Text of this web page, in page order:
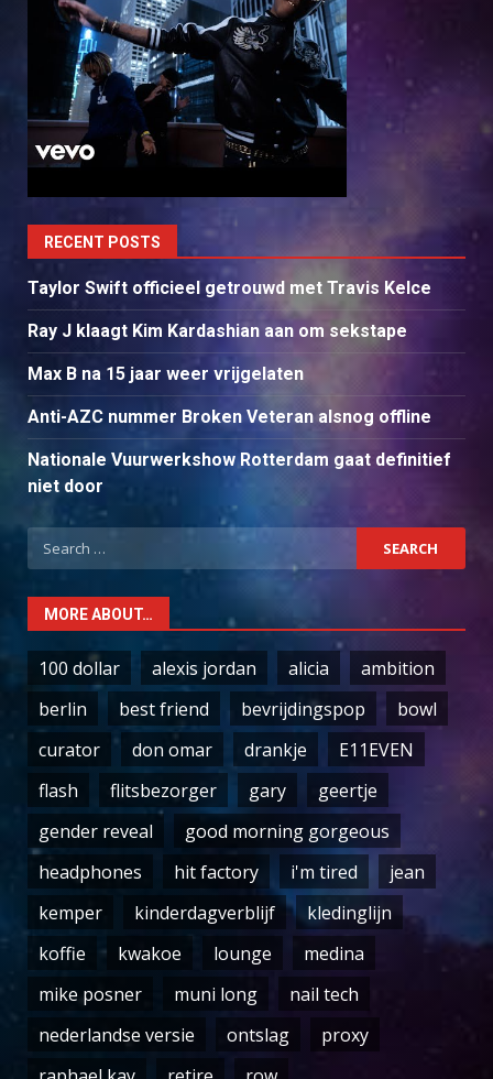
RECENT POSTS
Taylor Swift officieel getrouwd met Travis Kelce
Ray J klaagt Kim Kardashian aan om sekstape
Max B na 15 jaar weer vrijgelaten
Anti-AZC nummer Broken Veteran alsnog offline
Nationale Vuurwerkshow Rotterdam gaat definitief
niet door
Search
for:
MORE ABOUT…
100 dollar alexis jordan alicia
ambition
berlin
best friend bevrijdingspop
bowl
curator
don omar drankje
E11EVEN
flash
flitsbezorger gary
geertje
gender reveal
good morning gorgeous
headphones
hit factory i'm tired
jean
kemper
kinderdagverblijf
kledinglijn
koffie
kwakoe lounge
medina
mike posner
muni long
nail tech
nederlandse versie
ontslag
proxy